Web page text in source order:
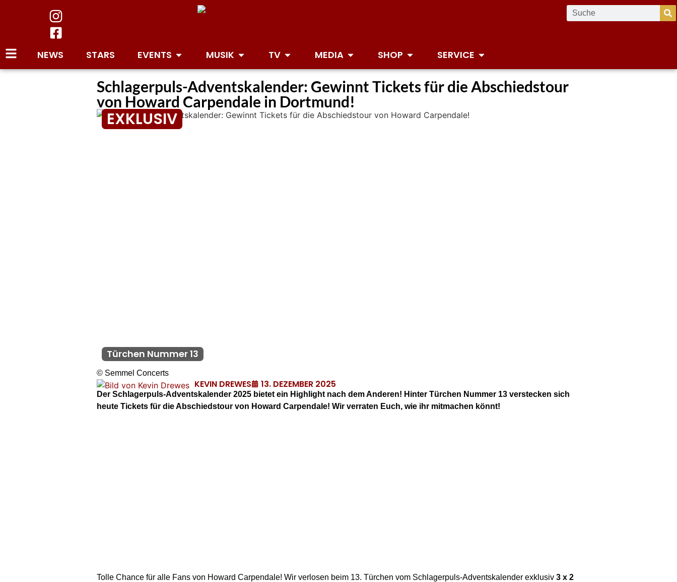
NEWS STARS EVENTS MUSIK TV MEDIA SHOP SERVICE
Schlagerpuls-Adventskalender: Gewinnt Tickets für die Abschiedstour
von Howard Carpendale in Dortmund!
EXKLUSIV
Türchen Nummer 13
© Semmel Concerts
KEVIN DREWES 13. DEZEMBER 2025
Der Schlagerpuls-Adventskalender 2025 bietet ein Highlight nach dem Anderen! Hinter Türchen Nummer 13 verstecken sich
heute Tickets für die Abschiedstour von Howard Carpendale! Wir verraten Euch, wie ihr mitmachen könnt!
Tolle Chance für alle Fans von Howard Carpendale! Wir verlosen beim 13. Türchen vom Schlagerpuls-Adventskalender exklusiv 3 x 2